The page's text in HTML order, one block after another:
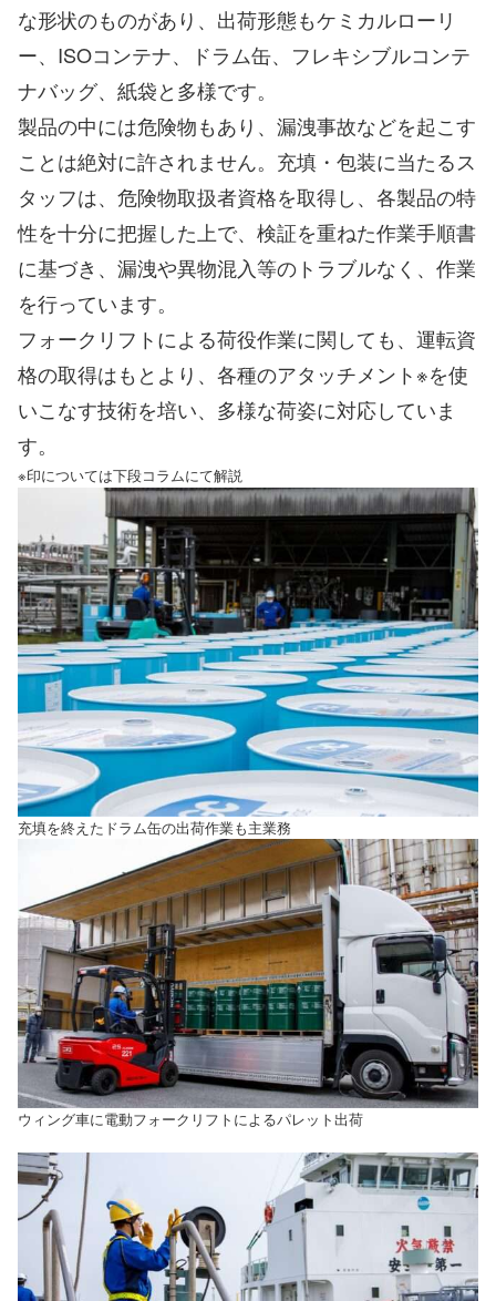
な形状のものがあり、出荷形態もケミカルローリ
ー、ISOコンテナ、ドラム缶、フレキシブルコンテ
ナバッグ、紙袋と多様です。
製品の中には危険物もあり、漏洩事故などを起こす
ことは絶対に許されません。充填・包装に当たるス
タッフは、危険物取扱者資格を取得し、各製品の特
性を十分に把握した上で、検証を重ねた作業手順書
に基づき、漏洩や異物混入等のトラブルなく、作業
を行っています。
フォークリフトによる荷役作業に関しても、運転資
格の取得はもとより、各種のアタッチメント※を使
いこなす技術を培い、多様な荷姿に対応していま
す。
※印については下段コラムにて解説
充填を終えたドラム缶の出荷作業も主業務
ウィング車に電動フォークリフトによるパレット出荷